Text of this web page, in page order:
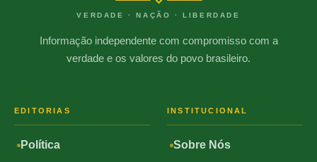
VERDADE · NAÇÃO · LIBERDADE
Informação independente com compromisso com a
verdade e os valores do povo brasileiro.
EDITORIAS
Política
INSTITUCIONAL
Sobre Nós